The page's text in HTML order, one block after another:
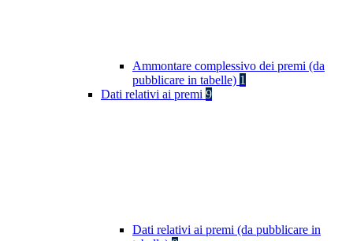
Ammontare complessivo dei premi (da
pubblicare in tabelle) 1
Dati relativi ai premi 9
Dati relativi ai premi (da pubblicare in